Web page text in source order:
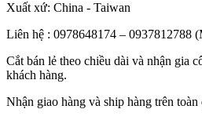
Xuất xứ: China - Taiwan
Liên hệ : 0978648174 – 0937812788
Cắt bán lẻ theo chiều dài và nhận gia
khách hàng.
Nhận giao hàng và ship hàng trên toàn